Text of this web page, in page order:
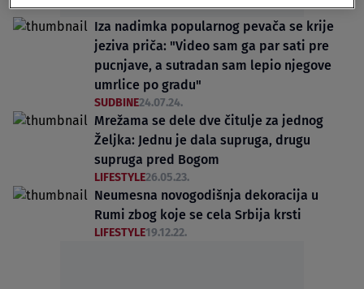
Iza nadimka popularnog pevača se krije
jeziva priča: "Video sam ga par sati pre
pucnjave, a sutradan sam lepio njegove
umrlice po gradu"
SUDBINE24.07.24.
Mrežama se dele dve čitulje za jednog
Željka: Jednu je dala supruga, drugu
supruga pred Bogom
LIFESTYLE26.05.23.
Neumesna novogodišnja dekoracija u
Rumi zbog koje se cela Srbija krsti
LIFESTYLE19.12.22.